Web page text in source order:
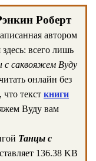
Роберт
автором
всего лишь
с саквояжем Вуду
онлайн без
текст книги
Вуду вам
Танцы с
136.38 KB